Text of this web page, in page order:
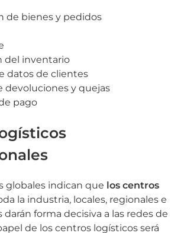
de bienes y pedidos
del inventario
datos de clientes
devoluciones y quejas
pago
globales indican que los centros
la industria, locales, regionales e
forma decisiva a las redes de
de los centros logísticos será